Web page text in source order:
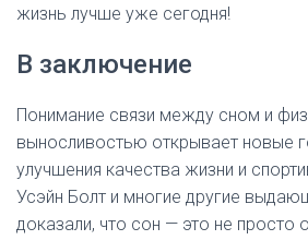
жизнь лучше уже сегодня!
В заключение
Понимание связи между сном и
выносливостью открывает новые
улучшения качества жизни и
Усэйн Болт и многие другие
доказали, что сон — это не просто